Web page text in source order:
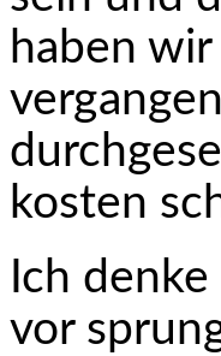
haben wir
kosten
Ich
vor